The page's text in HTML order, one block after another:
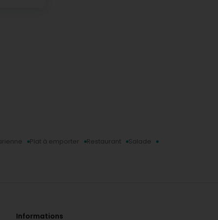
Plat à emporter Restaurant Salade
Informations